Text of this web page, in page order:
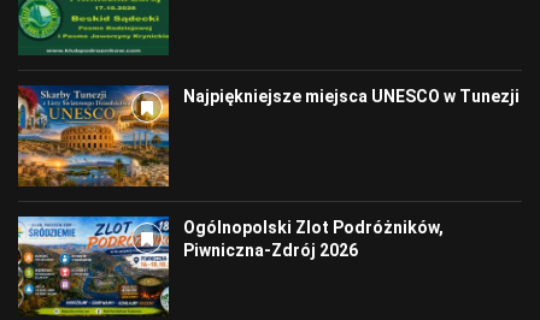
Najpiękniejsze miejsca UNESCO w Tunezji
Ogólnopolski Zlot Podróżników,
Piwniczna-Zdrój 2026